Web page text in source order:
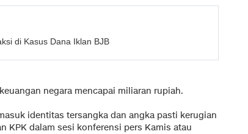
di Kasus Dana Iklan BJB
negara mencapai miliaran rupiah.
identitas tersangka dan angka pasti kerugian
KPK dalam sesi konferensi pers Kamis atau